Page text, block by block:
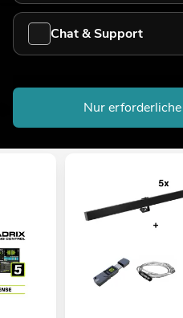
Chat & Support
Nur erforderliche